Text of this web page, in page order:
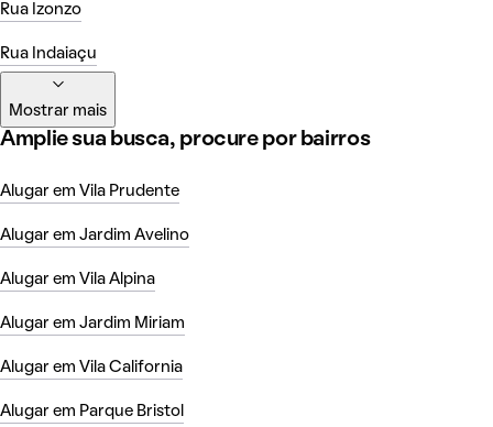
Rua Izonzo
Rua Indaiaçu
Mostrar mais
Amplie sua busca, procure por bairros
Alugar em Vila Prudente
Alugar em Jardim Avelino
Alugar em Vila Alpina
Alugar em Jardim Miriam
Alugar em Vila California
Alugar em Parque Bristol